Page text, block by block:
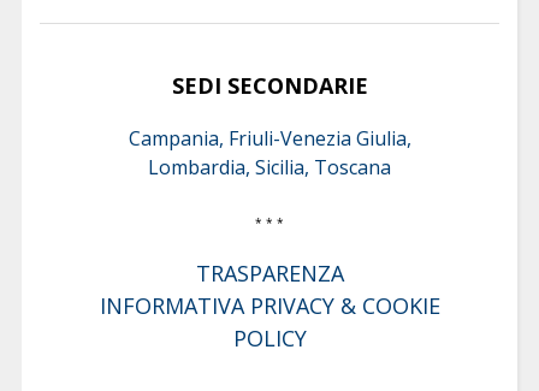
SEDI SECONDARIE
Campania, Friuli-Venezia Giulia,
Lombardia, Sicilia, Toscana
* * *
TRASPARENZA
INFORMATIVA PRIVACY & COOKIE
POLICY